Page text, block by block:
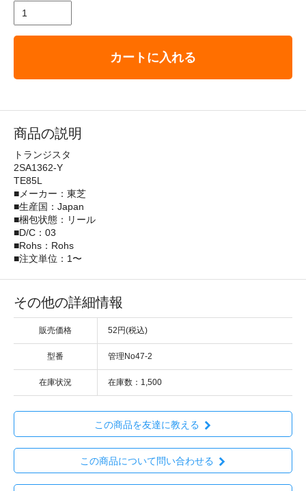
カートに入れる
商品の説明
トランジスタ
2SA1362-Y
TE85L
■メーカー：東芝
■生産国：Japan
■梱包状態：リール
■D/C：03
■Rohs：Rohs
■注文単位：1〜
その他の詳細情報
販売価格 52円(税込)
型番 管理No47-2
在庫状況 在庫数：1,500
この商品を友達に教える
この商品について問い合わせる